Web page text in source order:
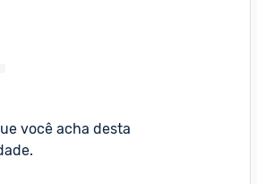
você acha desta